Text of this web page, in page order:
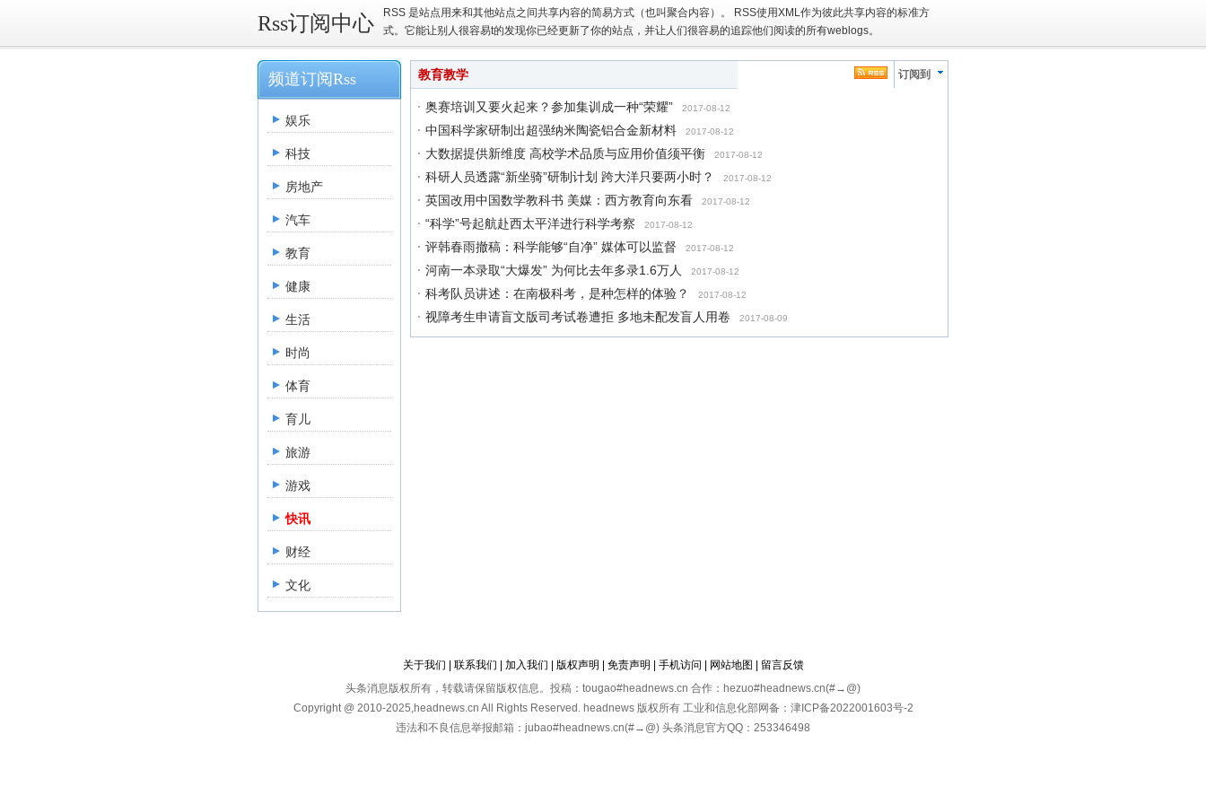
Rss订阅中心
RSS 是站点用来和其他站点之间共享内容的简易方式（也叫聚合内容）。 RSS使用XML作为彼此共享内容的标准方
式。它能让别人很容易t的发现你已经更新了你的站点，并让人们很容易的追踪他们阅读的所有weblogs。
频道订阅Rss
娱乐
科技
房地产
汽车
教育
健康
生活
时尚
体育
育儿
旅游
游戏
快讯
财经
文化
教育教学 订阅到
奥赛培训又要火起来？参加集训成一种“荣耀” 2017-08-12
中国科学家研制出超强纳米陶瓷铝合金新材料 2017-08-12
大数据提供新维度 高校学术品质与应用价值须平衡 2017-08-12
科研人员透露“新坐骑”研制计划 跨大洋只要两小时？ 2017-08-12
英国改用中国数学教科书 美媒：西方教育向东看 2017-08-12
“科学”号起航赴西太平洋进行科学考察 2017-08-12
评韩春雨撤稿：科学能够“自净” 媒体可以监督 2017-08-12
河南一本录取“大爆发” 为何比去年多录1.6万人 2017-08-12
科考队员讲述：在南极科考，是种怎样的体验？ 2017-08-12
视障考生申请盲文版司考试卷遭拒 多地未配发盲人用卷 2017-08-09
关于我们 联系我们 加入我们 版权声明 免责声明 手机访问 网站地图
留言反馈
头条消息版权所有，转载请保留版权信息。投稿：tougao#headnews.cn 合作：hezuo#headnews.cn(#→@)
Copyright @ 2010-2025,headnews.cn All Rights Reserved. headnews 版权所有 工业和信息化部网备：津ICP备2022001603号-2
违法和不良信息举报邮箱：jubao#headnews.cn(#→@) 头条消息官方QQ：253346498